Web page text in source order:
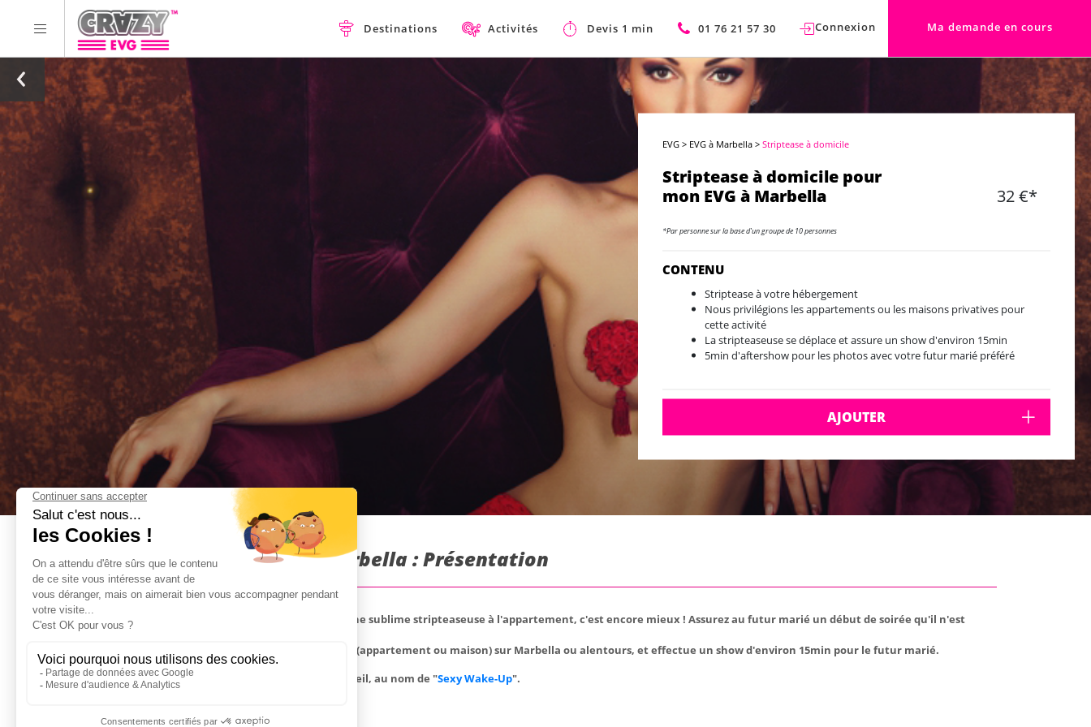
Destinations Activités Devis 1 min 01 76 21 57 30 Connexion Ma demande en cours
EVG > EVG à Marbella >Striptease à domicile
Striptease à domicile pour
mon EVG à Marbella
32 €*
*Par personne sur la base d'un groupe de 10 personnes
CONTENU
Striptease à votre hébergement
Nous privilégions les appartements ou les maisons privatives pour
cette activité
La stripteaseuse se déplace et assure un show d'environ 15min
5min d'aftershow pour les photos avec votre futur marié préféré
AJOUTER
Striptease à domicile à Marbella : Présentation
Un bon apéro entre potes, c'est bien. Mais avec une sublime stripteaseuse à l'appartement, c'est encore mieux ! Assurez au futur marié un début de soirée qu'il n'est
La stripteaseuse se déplace à votre hébergement (appartement ou maison) sur Marbella ou alentours, et effectue un show d'environ 15min pour le futur marié.
Cette option est également disponible pour le réveil, au nom de "Sexy Wake-Up".